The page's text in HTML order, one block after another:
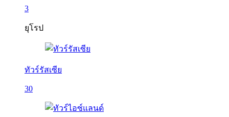
3
ยุโรป
ทัวร์รัสเซีย
30